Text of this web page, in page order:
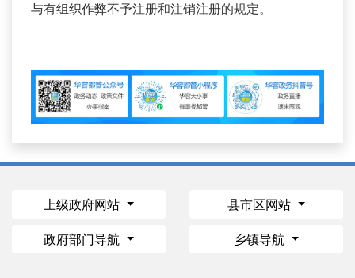
与有组织作弊不予注册和注销注册的规定。
上级政府网站 县市区网站
政府部门导航 乡镇导航